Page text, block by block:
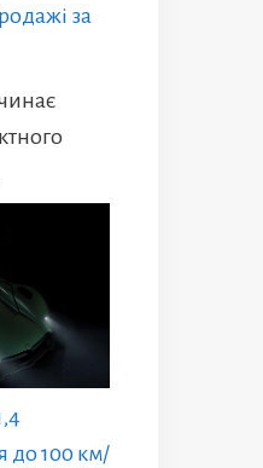
за
до 100 км/